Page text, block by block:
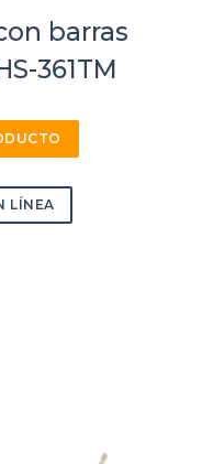
barras
361TM
LÍNEA